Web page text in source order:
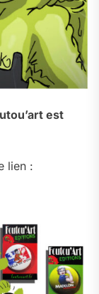
est
lien :